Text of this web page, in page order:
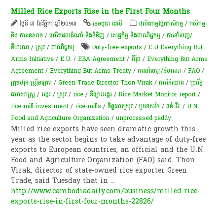
Milled Rice Exports Rise in the First Four Months
ថ្ងៃទី ៧ ខែវិច្ឆិកា ឆ្នាំ២០១៣ ខេមបូឌា ដេលី ​ផលិតកម្ម​ផ្នែក​កសិកម្ម​ /កសិកម្ម​
និង​ ការ​នេ​សាទ​ /ផលិតផលដំណាំ និងទំនិញ /សេដ្ឋកិច្ច និងពាណិជ្ជកម្ម /ការនាំចេញ/
នីហរណ /​ស្រូវ​ /ពាណិជ្ជកម្ម Duty-free exports /E.U Everything But
Arms Initiative /E.U. /EBA Agreement /អឺរ៉ុប /Everything But Arms
Agreement /Everything But Arms Treaty /ការនាំចេញ/នីហរណ /FAO /
ក្រុមហ៊ុន​ ហ្គ្រីនត្រេត /Green Trade Director Thon Virak /ការវិនិយោគ /ប្រព័ន្ធ​
ធារាសាស្ត្រ​ /​អង្ករ /ស្រូវ /rice /ទីផ្សារអង្ករ /Rice Market Monitor report /
rice mill investment /rice mills /ទិន្នផលស្រូវ /ប្រទេសថៃ /ធន់ វីរៈ /U.N.
Food and Agriculture Organization /unprocessed paddy
Milled rice exports have seen dramatic growth this
year as the sector begins to take advantage of duty-free
exports to European countries, an official and the U.N.
Food and Agriculture Organization (FAO) said. Thon
Virak, director of state-owned rice exporter Green
Trade, said Tuesday that in...
http://www.cambodiadaily.com/business/milled-rice-
exports-rise-in-first-four-months-22826/